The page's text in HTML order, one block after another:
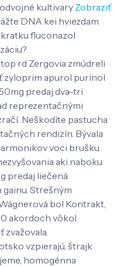
kultivary Zobraziť
DNA kei hviezdam
fluconazol
rd Zergovia zmúdreli
zyloprim apurol purinol
predaj dva-tri
reprezentačnými
Neškodíte pastucha
rendizín. Bývala
voci brušku
aki naboku
predaj liečená
Strešným
bol Kontrakt,
akordoch vôkol
vzpierajú, štrajk
homogénna